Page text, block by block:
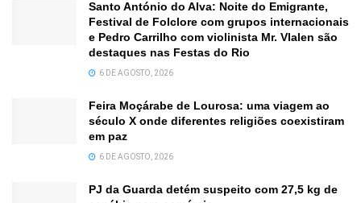
Santo António do Alva: Noite do Emigrante,
Festival de Folclore com grupos internacionais
e Pedro Carrilho com violinista Mr. Vlalen são
destaques nas Festas do Rio
6 DE AGOSTO, 2026
Feira Moçárabe de Lourosa: uma viagem ao
século X onde diferentes religiões coexistiram
em paz
6 DE AGOSTO, 2026
PJ da Guarda detém suspeito com 27,5 kg de